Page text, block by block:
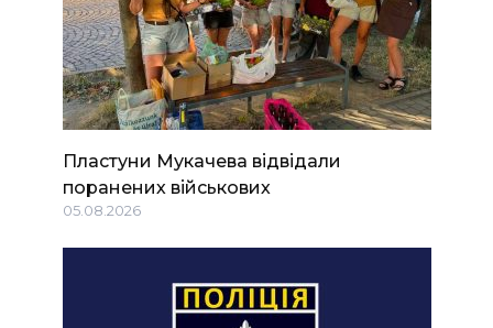
Пластуни Мукачева відвідали
поранених військових
05.08.2026